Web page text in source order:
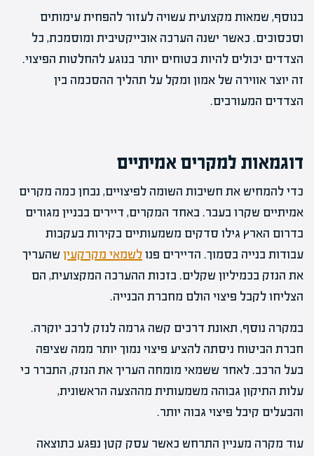
בנוסף, שמאות מקצועית עשויה לעזור להפחית עימותים
וסכסוכים. כאשר ישנה הערכה אובייקטיבית ומוסמכת, כל
הצדדים יכולים להיות בטוחים יותר בנוגע להחלטות הפיצוי.
זה יוצר אווירה של אמון ומקל על תהליך ההסכמה בין
הצדדים המעורבים.
דוגמאות למקרים אמיתיים
כדי להמחיש את חשיבות השומה לפיצויים, נבחן כמה מקרים
אמיתיים שקרו בעבר. באחד המקרים, דיירים בבניין מגורים
בדרום הארץ גילו סדקים משמעותיים בקירות בעקבות
עבודות בנייה בסמוך. הדיירים פנולשמאי מקרקעיןשהעריך
את הנזק בכמיליון שקלים. בזכות ההערכה המקצועית, הם
הצליחו לקבל פיצוי הולם מחברת הבנייה.
במקרה נוסף, תאונת דרכים קשה גרמה לנזק לרכב יוקרה.
חברת הביטוח ניסתה להציע פיצוי נמוך יותר ממה שציפה
בעל הרכב. לאחר ששמאי מומחה העריך את הנזק, התברר כי
עלות התיקון גבוהה משמעותית מההצעה הראשונית,
והבעלים קיבל פיצוי גבוה יותר.
עוד מקרה מעניין התרחש כאשר עסק קטן נפגע כתוצאה